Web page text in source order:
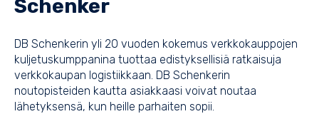
Schenker
DB Schenkerin yli 20 vuoden kokemus verkkokauppojen
kuljetuskumppanina tuottaa edistyksellisiä ratkaisuja
verkkokaupan logistiikkaan. DB Schenkerin
noutopisteiden kautta asiakkaasi voivat noutaa
lähetyksensä, kun heille parhaiten sopii.